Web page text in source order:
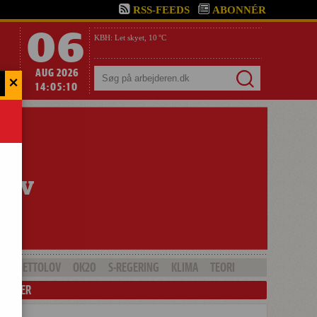
RSS-FEEDS ABONNÉR
06
AUG 2026
14:05:12
KBH: Let skyet, 10 °C
Søg
GHETTOLOV OK20 S-REGERING KLIMA
TEORI
×